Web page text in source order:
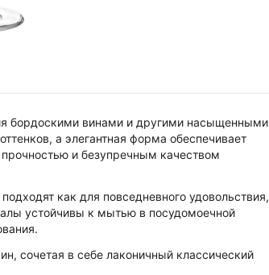
бордоскими винами и другими насыщенными
а элегантная форма обеспечивает
и безупречным качеством
как для повседневного удовольствия,
устойчивы к мытью в посудомоечной
сочетая в себе лаконичный классический